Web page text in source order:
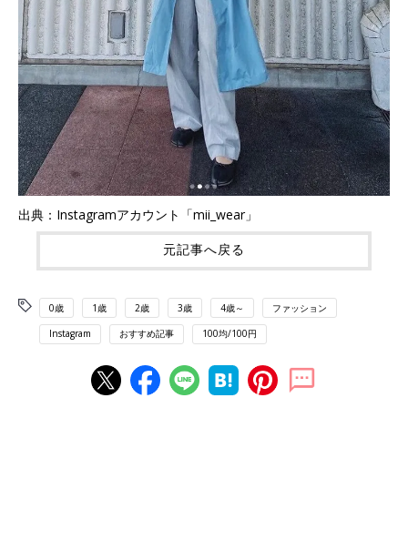
出典：Instagramアカウント「mii_wear」
元記事へ戻る
0歳 1歳 2歳 3歳 4歳～ ファッション
Instagram おすすめ記事 100均/100円